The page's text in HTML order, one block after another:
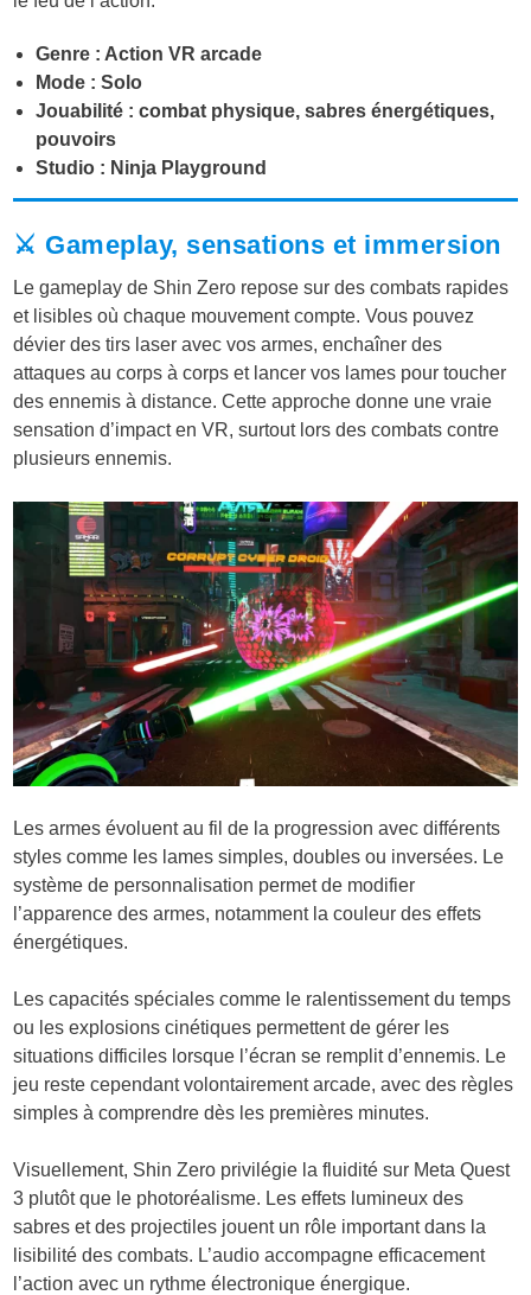
Genre : Action VR arcade
Mode : Solo
Jouabilité : combat physique, sabres énergétiques,
pouvoirs
Studio : Ninja Playground
⚔️ Gameplay, sensations et immersion
Le gameplay de Shin Zero repose sur des combats rapides
et lisibles où chaque mouvement compte. Vous pouvez
dévier des tirs laser avec vos armes, enchaîner des
attaques au corps à corps et lancer vos lames pour toucher
des ennemis à distance. Cette approche donne une vraie
sensation d’impact en VR, surtout lors des combats contre
plusieurs ennemis.
Les armes évoluent au fil de la progression avec différents
styles comme les lames simples, doubles ou inversées. Le
système de personnalisation permet de modifier
l’apparence des armes, notamment la couleur des effets
énergétiques.
Les capacités spéciales comme le ralentissement du temps
ou les explosions cinétiques permettent de gérer les
situations difficiles lorsque l’écran se remplit d’ennemis. Le
jeu reste cependant volontairement arcade, avec des règles
simples à comprendre dès les premières minutes.
Visuellement, Shin Zero privilégie la fluidité sur Meta Quest
3 plutôt que le photoréalisme. Les effets lumineux des
sabres et des projectiles jouent un rôle important dans la
lisibilité des combats. L’audio accompagne efficacement
l’action avec un rythme électronique énergique.